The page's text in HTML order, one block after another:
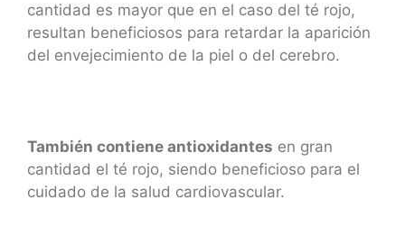
cantidad es mayor que en el caso del té rojo,
resultan beneficiosos para retardar la aparición
del envejecimiento de la piel o del cerebro.
También contiene antioxidantes en gran
cantidad el té rojo, siendo beneficioso para el
cuidado de la salud cardiovascular.